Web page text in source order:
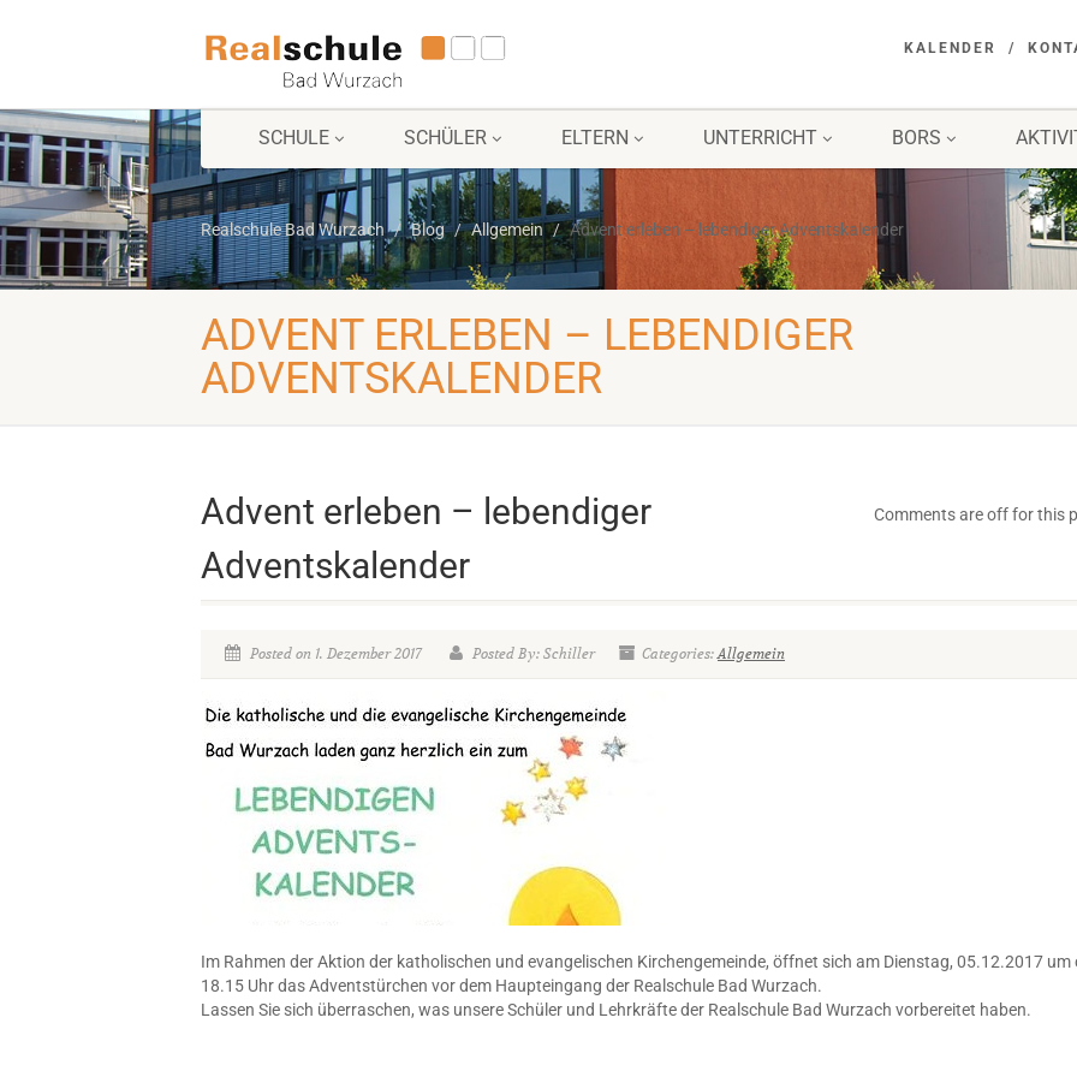
KALENDER
SCHULE SCHÜLER ELTERN UNTERRICHT BORS
Realschule Bad Wurzach Blog Allgemein Advent erleben – lebendiger Adventskalender
ADVENT ERLEBEN – LEBENDIGER
ADVENTSKALENDER
Comments are off for this
Advent erleben – lebendiger
Adventskalender
Posted on 1. Dezember 2017 Posted By: Schiller Categories:Allgemein
Im Rahmen der Aktion der katholischen und evangelischen Kirchengemeinde, öffnet sich am Dienstag, 05.12.2017 um
18.15 Uhr das Adventstürchen vor dem Haupteingang der Realschule Bad Wurzach.
Lassen Sie sich überraschen, was unsere Schüler und Lehrkräfte der Realschule Bad Wurzach vorbereitet haben.